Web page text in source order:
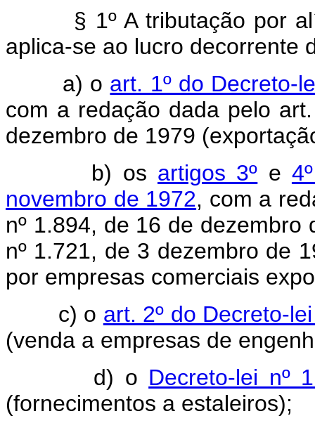
§ 1º A tributação por
aplica-se ao lucro decorrente
a) o art. 1º do Decreto-
com a redação dada pelo
dezembro de 1979
b) os artigos 3º e
novembro de 1972, com a
nº 1.894, de 16 de dezembro
nº 1.721, de 3 dezembro de
por empresas comerciais
c) o art. 2º do Decreto-
(venda a empresas de
d) o Decreto-lei nº
(fornecimentos a estaleiros);